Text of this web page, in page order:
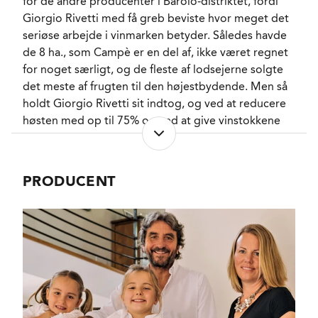
SERVERINGS-TEMPERATUR
15 - 17°C
EMBALLAGETYPE
Flaske (75 cl)
FINE WINE
Ja
VARENR.
221083
NØGLEORD Kirsebær, Hindbær,
KARAKTERISTIKA
VINIFIKATION
FLASKELAGRING
Cedertræ, Tjære,
Giorgio Rivetti med få greb beviste hvor meget det
seriøse arbejde i vinmarken betyder. Således havde
de 8 ha., som Campè er en del af, ikke været regnet
for noget særligt, og de fleste af lodsejerne solgte
det meste af frugten til den højestbydende. Men så
holdt Giorgio Rivetti sit indtog, og ved at reducere
høsten med op til 75% og ved at give vinstokkene
en kold tyrker med hensyn til pesticider og
herbicider kom forvandlingen.
Campè er ikke en af de officielle cru-marker i Barolo,
brødrene har givet til vinen. Druerne kommer fra 55-
60 år gamle vinstokke, der står stejlt og tæt på
(Vürsù) cru-marken Garretti nedenfor landsbyen
Grinzane Cavour i det nordøstlige hjørne af Barolo-
distriktet.
PRODUCENT